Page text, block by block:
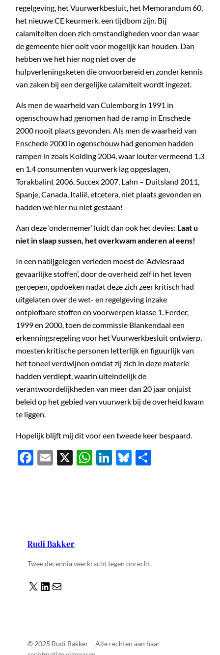
regelgeving, het Vuurwerkbesluit, het Memorandum 60,
het nieuwe CE keurmerk, een tijdbom zijn. Bij
calamiteiten doen zich omstandigheden voor dan waar
de gemeente hier ooit voor mogelijk kan houden. Dan
hebben we het hier nog niet over de
hulpverleningsketen die onvoorbereid en zonder kennis
van zaken bij een dergelijke calamiteit wordt ingezet.
Als men de waarheid van Culemborg in 1991 in
ogenschouw had genomen had de ramp in Enschede
2000 nooit plaats gevonden. Als men de waarheid van
Enschede 2000 in ogenschouw had genomen hadden
rampen in zoals Kolding 2004, waar louter vermeend 1.3
en 1.4 consumenten vuurwerk lag opgeslagen,
Torakbalint 2006, Succex 2007, Lahn – Duitsland 2011,
Spanje, Canada, Italië, etcetera, niet plaats gevonden en
hadden we hier nu niet gestaan!
Aan deze ‘ondernemer’ luidt dan ook het devies: Laat u
niet in slaap sussen, het overkwam anderen al eens!
In een nabijgelegen verleden moest de ‘Adviesraad
gevaarlijke stoffen’, door de overheid zelf in het leven
geroepen, opdoeken nadat deze zich zeer kritisch had
uitgelaten over de wet- en regelgeving inzake
ontplofbare stoffen en voorwerpen klasse 1. Eerder,
1999 en 2000, toen de commissie Blankendaal een
erkenningsregeling voor het Vuurwerkbesluit ontwierp,
moesten kritische personen letterlijk en figuurlijk van
het toneel verdwijnen omdat zij zich in deze materie
hadden verdiept, waarin uiteindelijk de
verantwoordelijkheden van meer dan 20 jaar onjuist
beleid op het gebied van vuurwerk bij de overheid kwam
te liggen.
Hopelijk blijft mij dit voor een tweede keer bespaard.
Facebook
Email
X WhatsApp
LinkedIn
Bluesky
Rudi Bakker
Twee decennia veerkracht tegen onrecht.
X LinkedIn Mail
© 2025 Rudi Bakker – Alle rechten aan haar